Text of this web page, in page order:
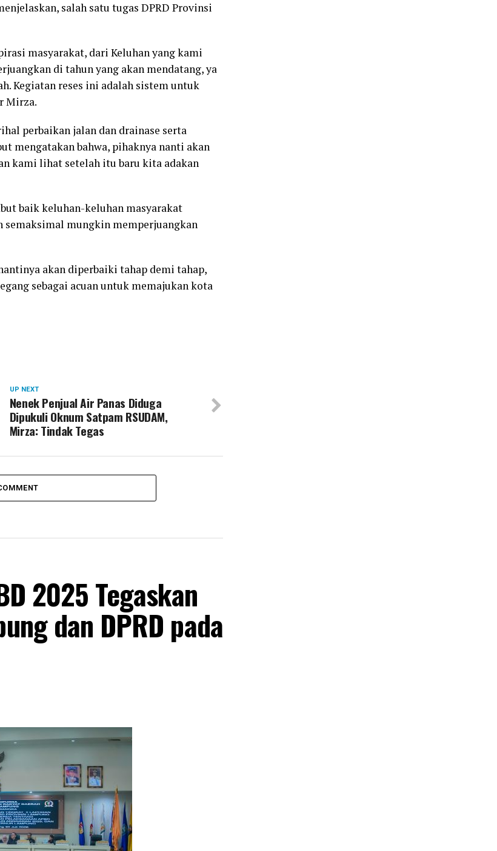
salah satu tugas DPRD Provinsi
masyarakat, dari Keluhan yang kami
di tahun yang akan mendatang, ya
Kegiatan reses ini adalah sistem untuk
Mirza.
perbaikan jalan dan drainase serta
mengatakan bahwa, pihaknya nanti akan
kami lihat setelah itu baru kita adakan
baik keluhan-keluhan masyarakat
mungkin memperjuangkan
akan diperbaiki tahap demi tahap,
sebagai acuan untuk memajukan kota
UP NEXT
Nenek Penjual Air Panas Diduga
Dipukuli Oknum Satpam RSUDAM,
Mirza: Tindak Tegas
2025 Tegaskan
dan DPRD pada